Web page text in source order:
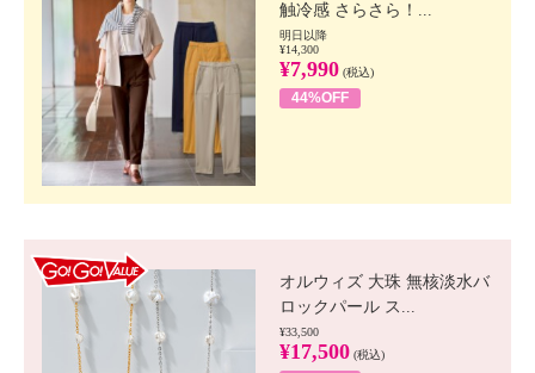
触冷感 さらさら！...
明日以降
¥14,300
¥7,990 (税込)
44%OFF
オルウィズ 大珠 無核淡水バ
ロックパール ス...
¥33,500
¥17,500 (税込)